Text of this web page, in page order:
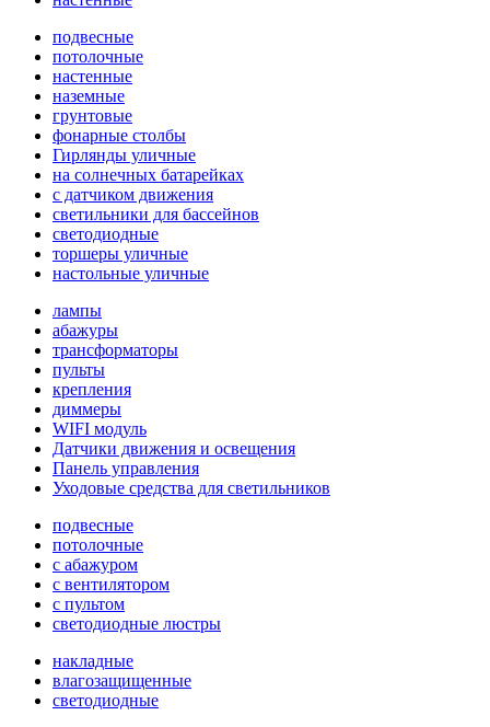
подвесные
потолочные
настенные
наземные
грунтовые
фонарные столбы
Гирлянды уличные
на солнечных батарейках
с датчиком движения
светильники для бассейнов
светодиодные
торшеры уличные
настольные уличные
лампы
абажуры
трансформаторы
пульты
крепления
диммеры
WIFI модуль
Датчики движения и освещения
Панель управления
Уходовые средства для светильников
подвесные
потолочные
с абажуром
с вентилятором
с пультом
светодиодные люстры
накладные
влагозащищенные
светодиодные